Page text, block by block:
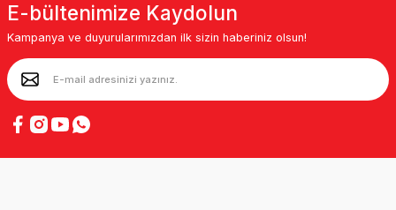
E-bültenimize Kaydolun
Kampanya ve duyurularımızdan ilk sizin haberiniz olsun!